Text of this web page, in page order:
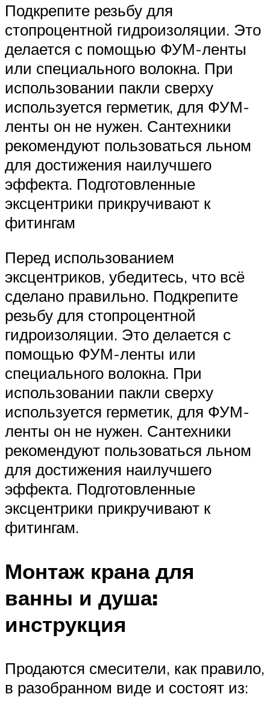
Подкрепите резьбу для
стопроцентной гидроизоляции. Это
делается с помощью ФУМ-ленты
или специального волокна. При
использовании пакли сверху
используется герметик, для ФУМ-
ленты он не нужен. Сантехники
рекомендуют пользоваться льном
для достижения наилучшего
эффекта. Подготовленные
эксцентрики прикручивают к
фитингам
Перед использованием
эксцентриков, убедитесь, что всё
сделано правильно. Подкрепите
резьбу для стопроцентной
гидроизоляции. Это делается с
помощью ФУМ-ленты или
специального волокна. При
использовании пакли сверху
используется герметик, для ФУМ-
ленты он не нужен. Сантехники
рекомендуют пользоваться льном
для достижения наилучшего
эффекта. Подготовленные
эксцентрики прикручивают к
фитингам.
Монтаж крана для
ванны и душа:
инструкция
Продаются смесители, как правило,
в разобранном виде и состоят из: